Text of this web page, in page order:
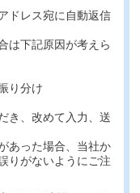
ドレス宛に自動返信
は下記原因が考えら
り分け
き、改めて入力、送
あった場合、当社か
りがないようにご注